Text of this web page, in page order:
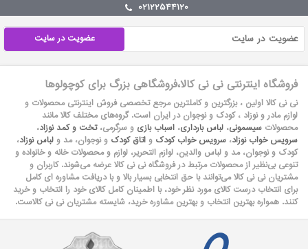
02122544120
عضویت در سایت
فروشگاه اینترنتی نی نی کالا،فروشگاهی بزرگ برای کوچولوها
نی نی کالا اولین ، بزرگترین و کاملترین مرجع تخصصی فروش اینترنتی محصولات و
لوازم مادر و نوزاد ، کودک و نوجوان در ایران است. گروه‏‏‌های مختلف کالا مانند
محصولات سیسمونی، لباس بارداری، اسباب بازی و سرگرمی،تخت و کمد نوزاد،
سرویس خواب نوزاد، سرویس خواب کودک و اتاق کودک و نوجوان، مد و لباس نوزاد،
کودک و نوجوان، مد و لباس والدین، لوازم التحریر، لوازم و محصولات خانه و خانواده و
تنوعی بی‌نظیر از محصولات مرتبط در فروشگاه نی نی کالا عرضه می‏‏‏‌شوند. کاربران و
مشتریان نی نی‌ کالا می‏‏‌توانند با حق انتخابی بسیار بالا و با دریافت مشاوره ای کامل
برای انتخاب درست کالای مورد نظر خود، با اطمینان کامل کالای خود را انتخاب و خرید
کنند. همواره بهترین انتخاب و بهترین مشاوره خرید، شایسته مشتریان نی نی کالاست.